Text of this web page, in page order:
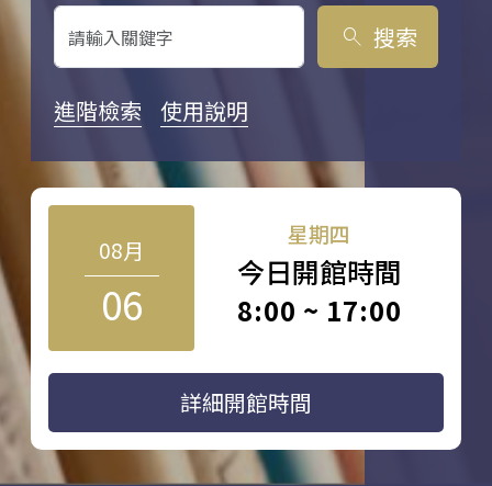
search 搜索
進階檢索 使用說明
08月
06
星期四
今日開館時間
8:00 ~ 17:00
詳細開館時間